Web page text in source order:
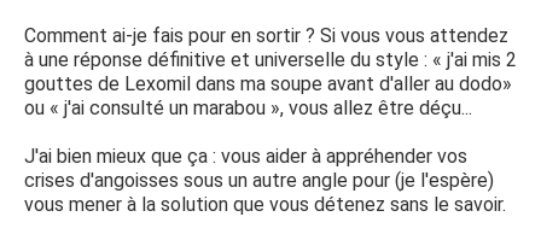
Comment ai-je fais pour en sortir ? Si vous vous attendez
à une réponse définitive et universelle du style : « j'ai mis 2
gouttes de Lexomil dans ma soupe avant d'aller au dodo»
ou « j'ai consulté un marabou », vous allez être déçu...
J'ai bien mieux que ça : vous aider à appréhender vos
crises d'angoisses sous un autre angle pour (je l'espère)
vous mener à la solution que vous détenez sans le savoir.